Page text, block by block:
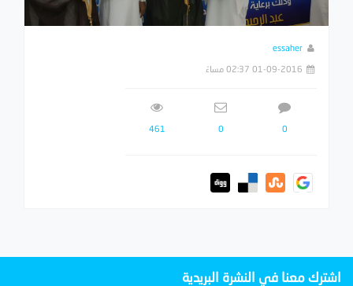
essaher
01-09-2016 02:37 مساءً
0
0
461
اشترك معنا في النشرة البريدية